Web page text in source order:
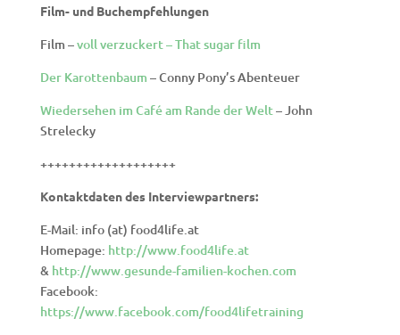
Film- und Buchempfehlungen
Film –voll verzuckert – That sugar film
Der Karottenbaum – Conny Pony’s Abenteuer
Wiedersehen im Café am Rande der Welt– John
Strelecky
+++++++++++++++++++
Kontaktdaten des Interviewpartners:
E-Mail: info (at) food4life.at
Homepage: http://www.food4life.at
& http://www.gesunde-familien-kochen.com
Facebook:
https://www.facebook.com/food4lifetraining